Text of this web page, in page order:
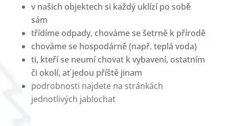
v našich objektech si každý uklízí po sobě
sám
třídíme odpady, chováme se šetrně k přírodě
chováme se hospodárně (např. teplá voda)
ti, kteří se neumí chovat k vybavení, ostatním
či okolí, ať jedou příště jinam
podrobnosti najdete na stránkách
jednotlivých jablochat